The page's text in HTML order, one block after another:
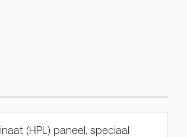
(HPL) paneel, speciaal